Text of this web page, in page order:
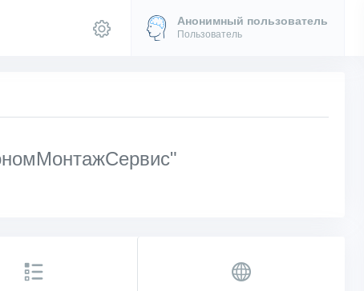
Анонимный пользователь
Пользователь